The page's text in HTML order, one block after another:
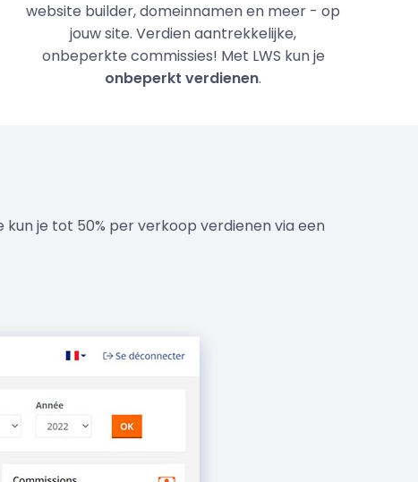
website builder, domeinnamen en meer - op
jouw site. Verdien aantrekkelijke,
onbeperkte commissies! Met LWS kun je
onbeperkt verdienen.
je tot 50% per verkoop verdienen via een